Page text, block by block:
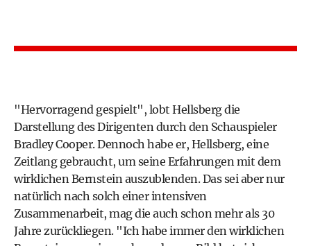
"Hervorragend gespielt", lobt Hellsberg die
Darstellung des Dirigenten durch den Schauspieler
Bradley Cooper. Dennoch habe er, Hellsberg, eine
Zeitlang gebraucht, um seine Erfahrungen mit dem
wirklichen Bernstein auszublenden. Das sei aber nur
natürlich nach solch einer intensiven
Zusammenarbeit, mag die auch schon mehr als 30
Jahre zurückliegen. "Ich habe immer den wirklichen